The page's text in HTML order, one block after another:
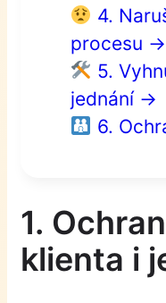
4.
procesu →
5.
jednání →
6.
1.
klienta i